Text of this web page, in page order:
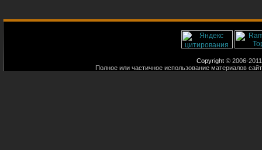
Copyright © 2006-
Полное или частичное использование материалов